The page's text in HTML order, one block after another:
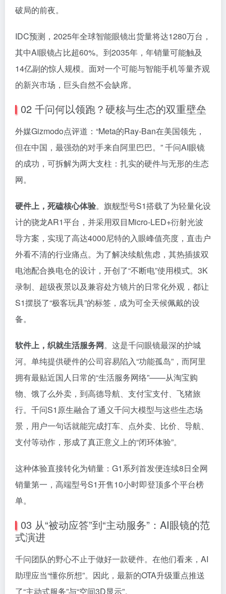
破局的前夜。
IDC预测，2025年全球智能眼镜出货量将达1280万台，
其中AI眼镜占比超60%。到2035年，年销量可能触及
14亿副的惊人规模。面对一个可能与智能手机等量齐观
的新兴市场，巨头自然不会缺席。
02 千问何以领跑？硬核与生态的双重壁垒
外媒Gizmodo点评道：“Meta的Ray-Ban在美国领先，
但在中国，最强劲的对手来自阿里巴巴。” 千问AI眼镜
的成功，可拆解为两大支柱：扎实的硬件与无形的生态
网。
硬件上，死磕核心体验。旗舰型号S1搭载了为轻量化设
计的骁龙AR1平台，并采用双目Micro-LED+衍射光波
导方案，实现了高达4000尼特的入眼峰值亮度，直击户
外看不清的行业痛点。为了解决续航焦虑，其热插拔双
电池配合换电仓的设计，开创了“不断电”使用模式。3K
录制、超级夜景以及兼容处方镜片的日常化外观，都让
S1摆脱了“极客玩具”的标签，成为可全天候佩戴的设
备。
软件上，织就生活服务网。这是千问眼镜最深的护城
河。单纯提供硬件的公司容易陷入“功能孤岛”，而阿里
拥有最贴近国人日常的“生活服务网络”——从淘宝购
物、饿了么外卖，到高德导航、支付宝支付、飞猪旅
行。千问S1原生融合了通义千问大模型与这些生态场
景，用户一句话就能完成打车、点外卖、比价、导航、
支付等动作，形成了真正意义上的“闭环体验”。
这种体验直接转化为销量：G1系列首发便连续8日全网
销量第一，高端型号S1开售10小时即登顶多个平台榜
单。
03 从“被动应答”到“主动服务”：AI眼镜的范
式演进
千问团队的野心不止于做好一款硬件。在他们看来，AI
助理应当“懂你所想”。因此，最新的OTA升级重点推送
了“主动式服务”与“空间3D显示”。